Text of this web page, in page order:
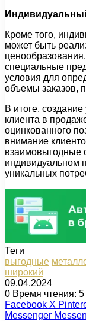
Кроме того,
может быть
специальные
условия для
объемы заказов,
В итоге,
клиента в
оцинкованного
внимание
взаимовыгодные
индивидуальном
уникальных
Теги
выгодные
широкий
09.04.2024
0 Время чтения:
Facebook X
Messenger